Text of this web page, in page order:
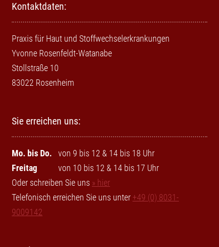
Kontaktdaten:
Praxis für Haut und Stoffwechselerkrankungen
Yvonne Rosenfeldt-Watanabe
Stollstraße 10
83022 Rosenheim
Sie erreichen uns:
Mo. bis Do.
von 9 bis 12 & 14 bis 18 Uhr
Freitag
von 10 bis 12 & 14 bis 17 Uhr
Oder schreiben Sie uns » hier
Telefonisch erreichen Sie uns unter +49 (0) 8031-
9009142